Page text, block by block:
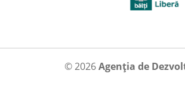
© 2026Agenția de